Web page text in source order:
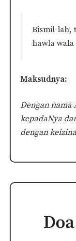
Bismil-lah,
hawla
Maksudnya:
Dengan nama
kepadaNya
dengan